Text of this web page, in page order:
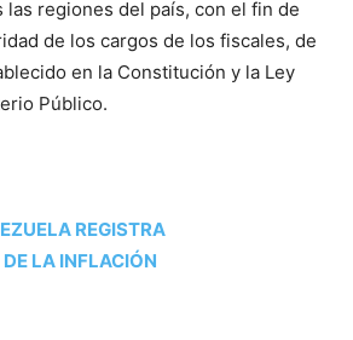
las regiones del país, con el fin de
de los cargos de los fiscales, de
en la Constitución y la Ley
Público.
REGISTRA
LA INFLACIÓN